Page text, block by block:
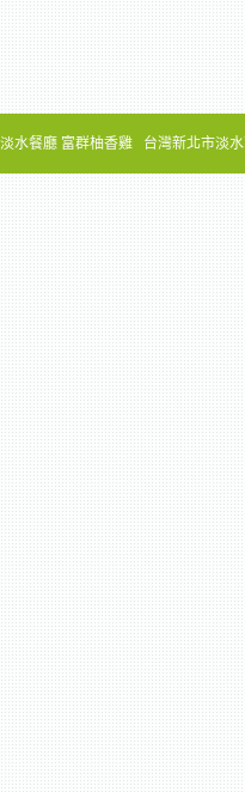
淡水餐廳 富群柚香雞 台灣新北市淡